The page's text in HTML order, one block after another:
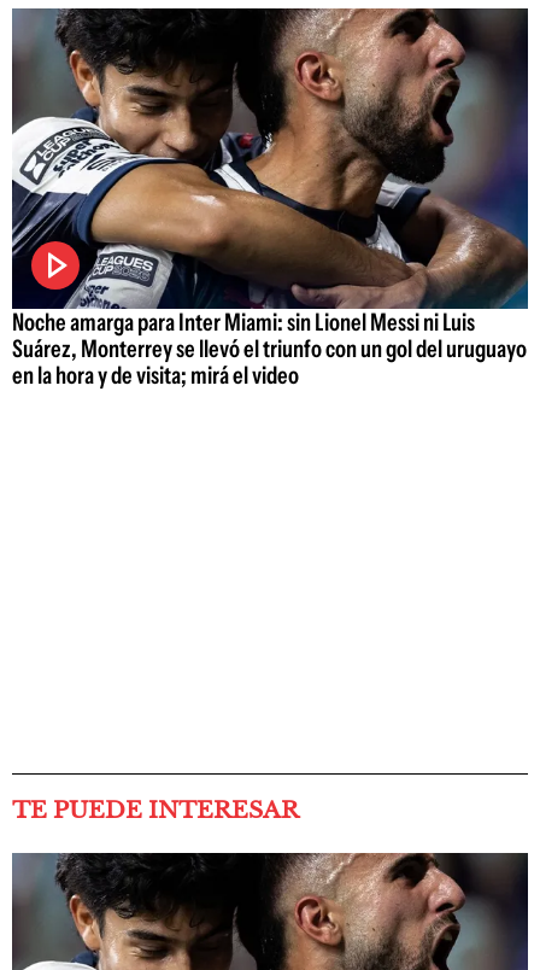
Noche amarga para Inter Miami: sin Lionel Messi ni Luis
Suárez, Monterrey se llevó el triunfo con un gol del uruguayo
en la hora y de visita; mirá el video
TE PUEDE INTERESAR